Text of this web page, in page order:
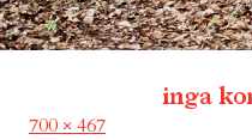
inga
Full
700 × 467